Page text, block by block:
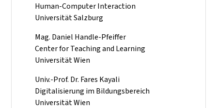
Human-Computer Interaction
Universität Salzburg
Mag. Daniel Handle-Pfeiffer
Center for Teaching and Learning
Universität Wien
Univ.-Prof. Dr. Fares Kayali
Digitalisierung im Bildungsbereich
Universität Wien